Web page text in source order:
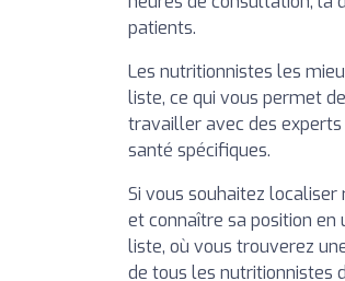
patients.
Les nutritionnistes les
liste, ce qui vous permet
travailler avec des experts
santé spécifiques.
Si vous souhaitez
et connaître sa position
liste, où vous trouverez
de tous les nutritionnistes